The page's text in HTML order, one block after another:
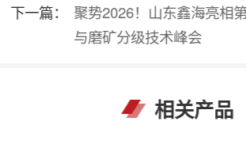
下一篇：
聚势2026！山东鑫海亮相
与磨矿分级技术峰会
相关产品